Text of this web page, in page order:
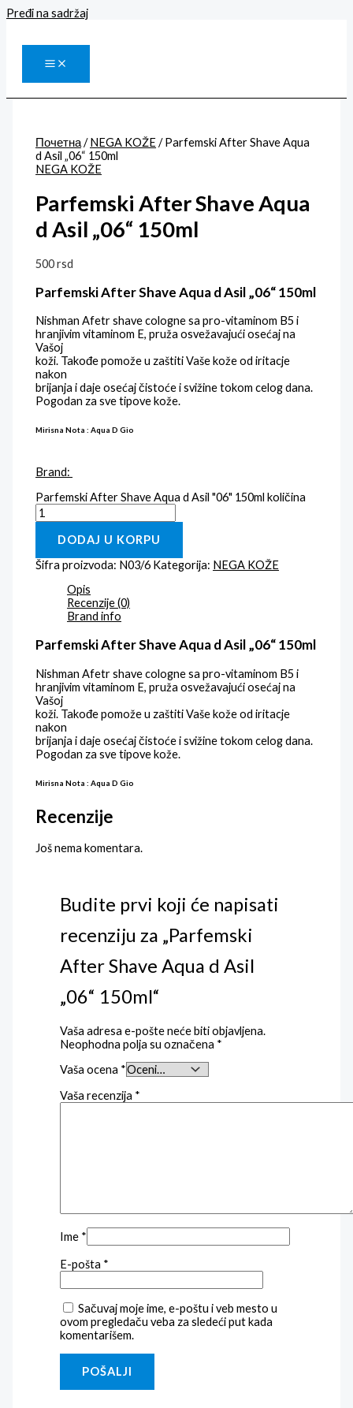
Pređi na sadržaj
Почетна/NEGA KOŽE/ Parfemski After Shave Aqua
d Asil „06“ 150ml
NEGA KOŽE
Parfemski After Shave Aqua
d Asil „06“ 150ml
500rsd
Parfemski After Shave Aqua d Asil „06“ 150ml
Nishman Afetr shave cologne sa pro-vitaminom B5 i
hranjivim vitaminom E, pruža osvežavajući osećaj na
Vašoj
koži. Takođe pomože u zaštiti Vaše kože od iritacje
nakon
brijanja i daje osećaj čistoće i svižine tokom celog dana.
Pogodan za sve tipove kože.
Mirisna Nota : Aqua D Gio
Brand:
Parfemski After Shave Aqua d Asil "06" 150ml količina
DODAJ U KORPU
Šifra proizvoda: N03/6 Kategorija: NEGA KOŽE
Opis
Recenzije (0)
Brand info
Parfemski After Shave Aqua d Asil „06“ 150ml
Nishman Afetr shave cologne sa pro-vitaminom B5 i
hranjivim vitaminom E, pruža osvežavajući osećaj na
Vašoj
koži. Takođe pomože u zaštiti Vaše kože od iritacje
nakon
brijanja i daje osećaj čistoće i svižine tokom celog dana.
Pogodan za sve tipove kože.
Mirisna Nota : Aqua D Gio
Recenzije
Još nema komentara.
Budite prvi koji će napisati
recenziju za „Parfemski
After Shave Aqua d Asil
„06“ 150ml“
Vaša adresa e-pošte neće biti objavljena.
Neophodna polja su označena *
Vaša ocena *
Vaša recenzija *
Ime *
E-pošta *
Sačuvaj moje ime, e-poštu i veb mesto u
ovom pregledaču veba za sledeći put kada
komentarišem.